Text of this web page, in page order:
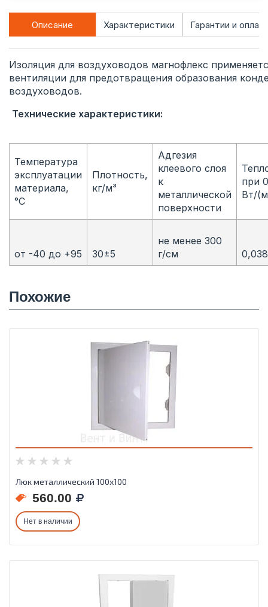
Описание Характеристики Гарантии и
Изоляция для воздуховодов магнофлекс
вентиляции для предотвращения образования
воздуховодов.
Технические
Температура
эксплуатации
материала,
°С
Плотность,
кг/м³
Адгезия
клеевого слоя
к
металлической
поверхности
при
Вт/
от -40 до +95 30±5
не менее 300
г/см
0,038
Похожие
Люк металлический 100х100
560.00
Нет в наличии